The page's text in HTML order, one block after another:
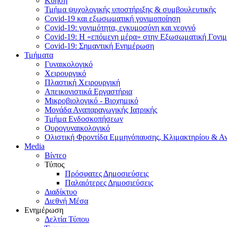
Τμήμα ψυχολογικής υποστήριξης & συμβουλευτικής
Covid-19 και εξωσωματική γονιμοποίηση
Covid-19: γονιμότητα, εγκυμοσύνη και νεογνό
Covid-19: Η «επόμενη μέρα» στην Εξωσωματική
Covid-19: Σημαντική Ενημέρωση
Τμήματα
Γυναικολογικό
Χειρουργικό
Πλαστική Χειρουργική
Απεικονιστικά Εργαστήρια
Μικροβιολογικό - Βιοχημικό
Μονάδα Αναπαραγωγικής Ιατρικής
Τμήμα Ενδοσκοπήσεων
Ουρογυναικολογικό
Ολιστική Φροντίδα Εμμηνόπαυσης, Κλιμακτηρίου &
Media
Βίντεο
Τύπος
Πρόσφατες Δημοσιεύσεις
Παλαιότερες Δημοσιεύσεις
Διαδίκτυο
Διεθνή Μέσα
Ενημέρωση
Δελτία Τύπου